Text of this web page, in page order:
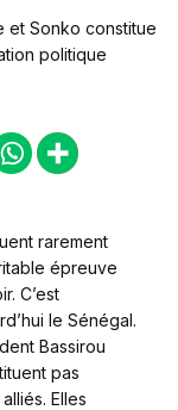
rarement
épreuve
C’est
le Sénégal.
Bassirou
pas
Elles